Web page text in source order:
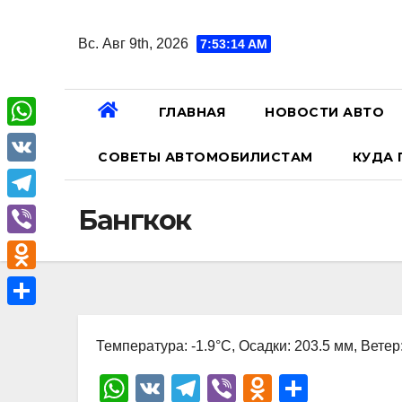
Вс. Авг 9th, 2026 7:53:15 AM
ГЛАВНАЯ НОВОСТИ АВТО
СОВЕТЫ АВТОМОБИЛИСТАМ КУДА
Бангкок
Температура: -1.9°C, Осадки: 203.5 мм,
W
V
T
Vi
O
W
h
a
A
V
K
T
e
l
e
V
i
b
O